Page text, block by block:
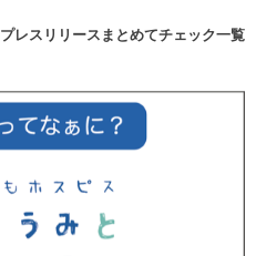
プレスリリースまとめてチェック一覧